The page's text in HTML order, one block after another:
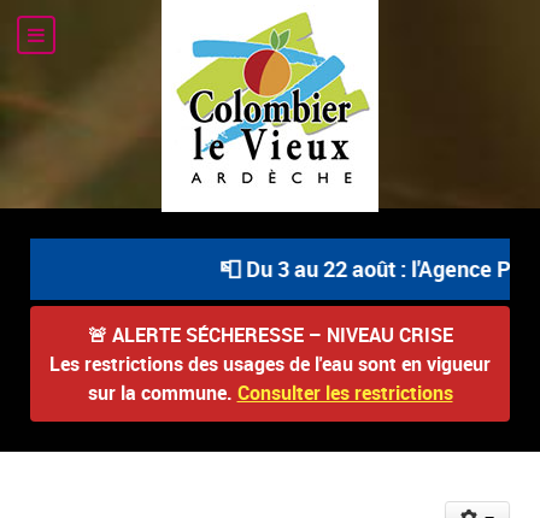
📮 Du 3 au 22 août : l'Agence
🚨 ALERTE SÉCHERESSE – NIVEAU CRISE
Les restrictions des usages de l'eau sont en vigueur
sur la commune. Consulter les restrictions